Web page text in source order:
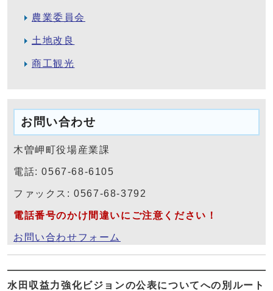
農業委員会
土地改良
商工観光
お問い合わせ
木曽岬町役場産業課
電話: 0567-68-6105
ファックス: 0567-68-3792
電話番号のかけ間違いにご注意ください！
お問い合わせフォーム
水田収益力強化ビジョンの公表についてへの別ルート